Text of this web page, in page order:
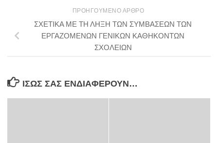
ΠΡΟΗΓΟΎΜΕΝΟ ΆΡΘΡΟ
ΣΧΕΤΙΚΑ ΜΕ ΤΗ ΛΗΞΗ ΤΩΝ ΣΥΜΒΑΣΕΩΝ ΤΩΝ
ΕΡΓΑΖΟΜΕΝΩΝ ΓΕΝΙΚΩΝ ΚΑΘΗΚΟΝΤΩΝ
ΣΧΟΛΕΙΩΝ
ΊΣΩΣ ΣΑΣ ΕΝΔΙΑΦΈΡΟΥΝ…